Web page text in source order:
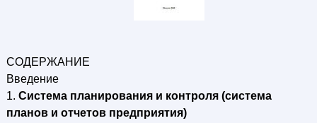
СОДЕРЖАНИЕ
Введение
1. Система планирования и контроля (система
планов и отчетов предприятия)